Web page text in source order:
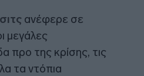
ανέφερε σε
μεγάλες
προ της κρίσης, τις
τα ντόπια